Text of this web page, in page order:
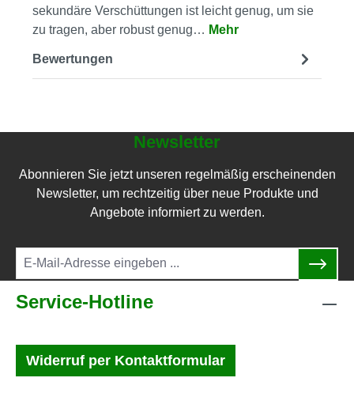
sekundäre Verschüttungen ist leicht genug, um sie
zu tragen, aber robust genug… Mehr
Bewertungen
Newsletter
Abonnieren Sie jetzt unseren regelmäßig erscheinenden
Newsletter, um rechtzeitig über neue Produkte und
Angebote informiert zu werden.
Service-Hotline
Widerruf per Kontaktformular